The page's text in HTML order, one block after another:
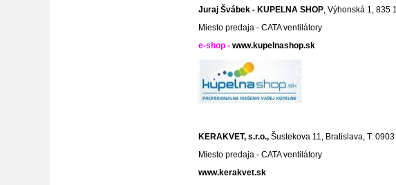
Juraj Švábek - KUPELNA SHOP, Výhonská 1, 835
Miesto predaja - CATA ventilátory
e-shop - www.kupelnashop.sk
KERAKVET, s.r.o., Šustekova 11, Bratislava, T:
Miesto predaja - CATA ventilátory
www.kerakvet.sk